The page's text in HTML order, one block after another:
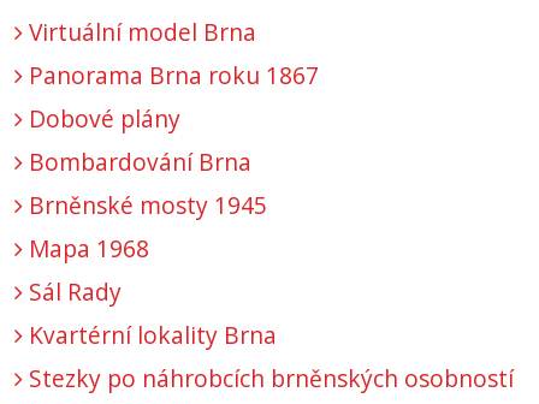
Virtuální model Brna
Panorama Brna roku 1867
Dobové plány
Bombardování Brna
Brněnské mosty 1945
Mapa 1968
Sál Rady
Kvartérní lokality Brna
Stezky po náhrobcích brněnských osobností